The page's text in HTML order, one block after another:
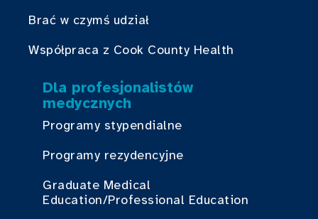
Brać w czymś udział
Współpraca z Cook County Health
Dla profesjonalistów
medycznych
Programy stypendialne
Programy rezydencyjne
Graduate Medical
Education/Professional Education